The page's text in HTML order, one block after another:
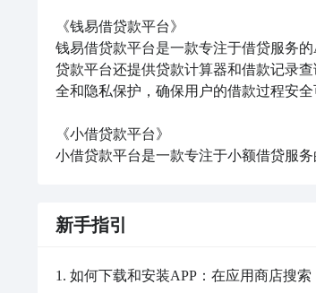
《钱易借贷款平台》
钱易借贷款平台是一款专注于借贷服务
贷款平台还提供贷款计算器和借款记录
全和隐私保护，确保用户的借款过程安全
《小借贷款平台》
小借贷款平台是一款专注于小额借贷服
新手指引
1. 如何下载和安装APP：在应用商店搜